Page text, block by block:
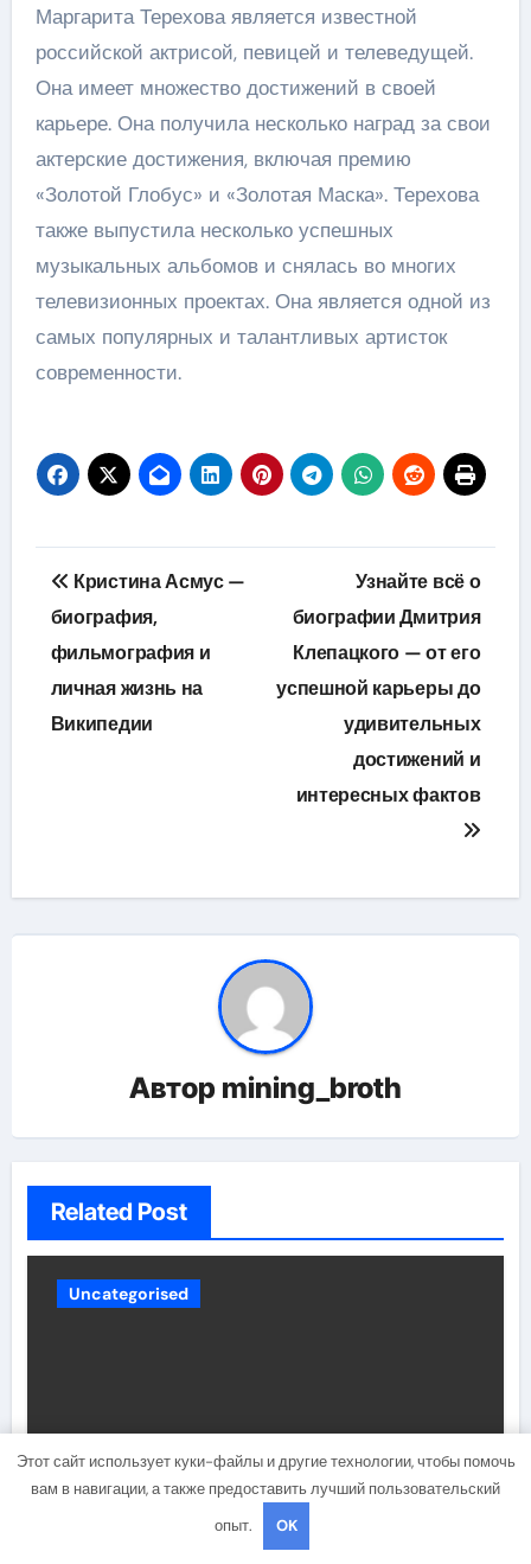
Маргарита Терехова является известной
российской актрисой, певицей и телеведущей.
Она имеет множество достижений в своей
карьере. Она получила несколько наград за свои
актерские достижения, включая премию
«Золотой Глобус» и «Золотая Маска». Терехова
также выпустила несколько успешных
музыкальных альбомов и снялась во многих
телевизионных проектах. Она является одной из
самых популярных и талантливых артисток
современности.
Навигация
по
записям
Кристина Асмус —
биография,
фильмография и
личная жизнь на
Википедии
Узнайте всё о
биографии Дмитрия
Клепацкого — от его
успешной карьеры до
удивительных
достижений и
интересных фактов
Автор mining_broth
Related Post
Uncategorised
Биография и личная жизнь
Этот сайт использует куки-файлы и другие технологии, чтобы помочь
вам в навигации, а также предоставить лучший пользовательский
опыт.
OK